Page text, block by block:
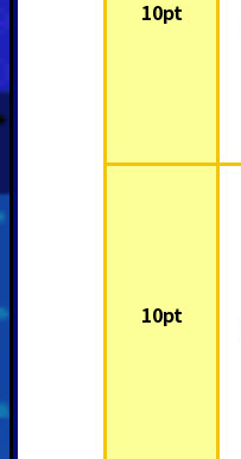
10pt
10pt